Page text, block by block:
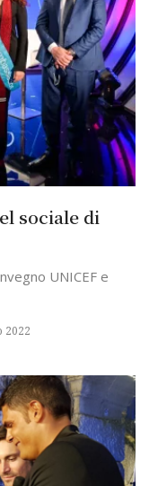
sociale di
UNICEF e
2022